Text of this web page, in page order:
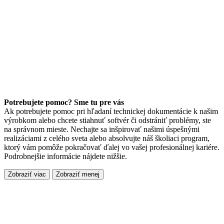
Potrebujete pomoc? Sme tu pre vás
Ak potrebujete pomoc pri hľadaní technickej dokumentácie k našim
výrobkom alebo chcete stiahnuť softvér či odstrániť problémy, ste
na správnom mieste. Nechajte sa inšpirovať našimi úspešnými
realizáciami z celého sveta alebo absolvujte náš školiaci program,
ktorý vám pomôže pokračovať ďalej vo vašej profesionálnej kariére.
Podrobnejšie informácie nájdete nižšie.
Zobraziť viac Zobraziť menej